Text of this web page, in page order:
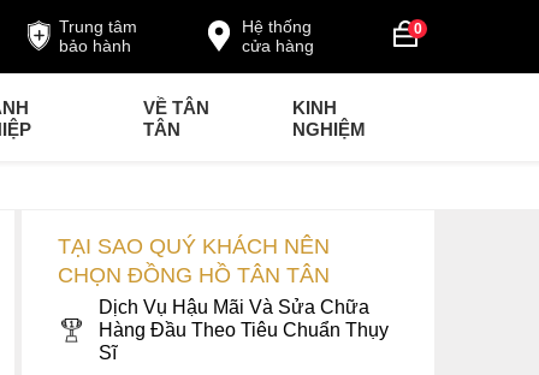
0
Hệ thống
cửa hàng
Trung tâm
bảo hành
VỀ TÂN
TÂN
KINH
NGHIỆM
TẠI SAO QUÝ KHÁCH NÊN
CHỌN ĐỒNG HỒ TÂN TÂN
Dịch Vụ Hậu Mãi Và Sửa Chữa
Hàng Đầu Theo Tiêu Chuẩn Thụy
Sĩ